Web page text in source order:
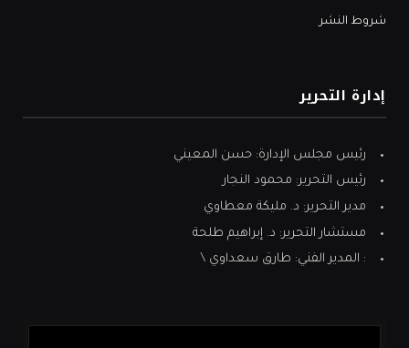
شروط النشر
إدارة التحرير
رئيس مجلس الإدارة: حسن المعيني
رئيس التحرير: محمود النجار
مدير التحرير: د. مليكة معطاوي
مستشار التحرير: د. إبراهيم طلحة
: المدير الفني: طارق سعداوي \